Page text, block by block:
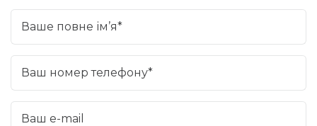
Ваше повне ім’я*
Ваш номер телефону*
Ваш e-mail